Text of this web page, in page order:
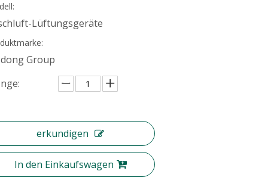
Lüftungsgeräte
Group
erkundigen
In den Einkaufswagen